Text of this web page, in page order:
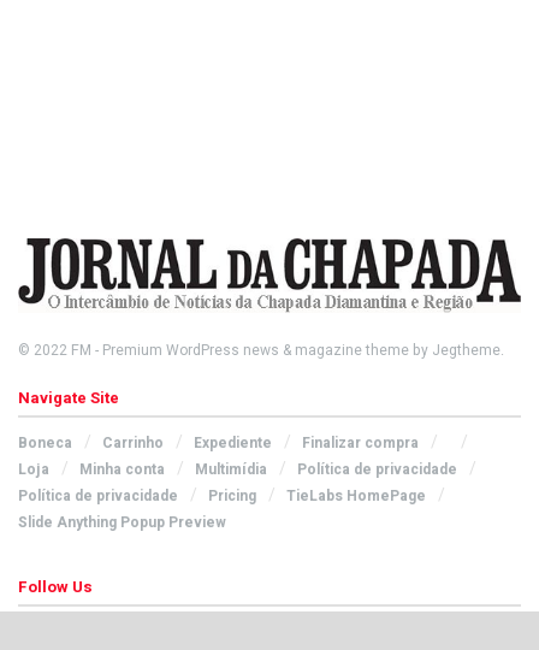
© 2022 FM - Premium WordPress news & magazine theme by Jegtheme.
Navigate Site
Boneca Carrinho Expediente
Finalizar compra
Loja
Minha conta Multimídia
Política de privacidade
Política de privacidade
Pricing
TieLabs HomePage
Slide Anything Popup Preview
Follow Us